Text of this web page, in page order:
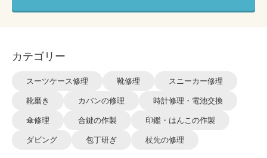
カテゴリー
スーツケース修理 靴修理 スニーカー修理
靴磨き カバンの修理 時計修理・電池交換
傘修理 合鍵の作製 印鑑・はんこの作製
ダビング 包丁研ぎ 杖先の修理